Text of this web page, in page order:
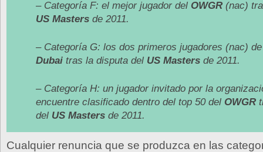
– Categoría F: el mejor jugador del OWGR (nac)
US Masters de 2011.
– Categoría G: los dos primeros jugadores (nac)
Dubai tras la disputa del US Masters de 2011.
– Categoría H: un jugador invitado por la
encuentre clasificado dentro del top 50 del OWGR
del US Masters de 2011.
Cualquier renuncia que se produzca en las